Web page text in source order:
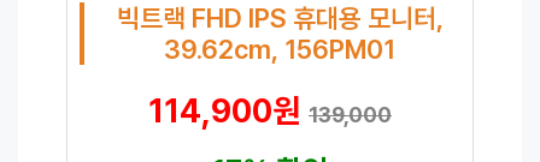
빅트랙 FHD IPS 휴대용 모니터,
39.62cm, 156PM01
114,900원 139,000